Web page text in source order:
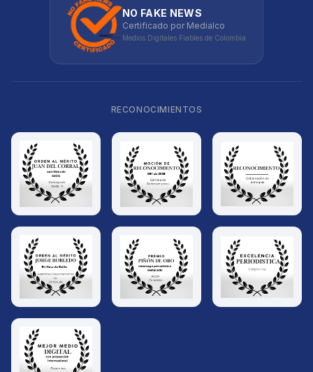
NO FAKE NEWS
Certificado por Medialco
Medios Digitales Fiables de Colombia
RECONOCIMIENTOS